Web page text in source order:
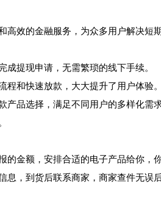
效的金融服务，为众多用户解决短期
成提现申请，无需繁琐的线下手续。
和快速放款，大大提升了用户体验。
产品选择，满足不同用户的多样化需
金额，安排合适的电子产品给你，
，到货后联系商家，商家查件无误后